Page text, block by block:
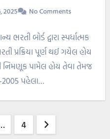
2025 No Comments
ભરતી બોર્ડ દ્વારા સ્પર્ધાત્મક
પ્રક્રિયા પૂર્ણ થઈ ગયેલ હોય
નિમણૂક પામેલ હોય તેવા તેમજ
2005 પહેલા…
4